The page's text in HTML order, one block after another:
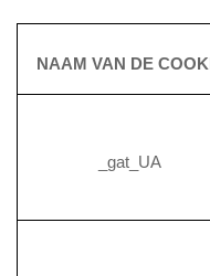
NAAM VAN DE
_gat_UA